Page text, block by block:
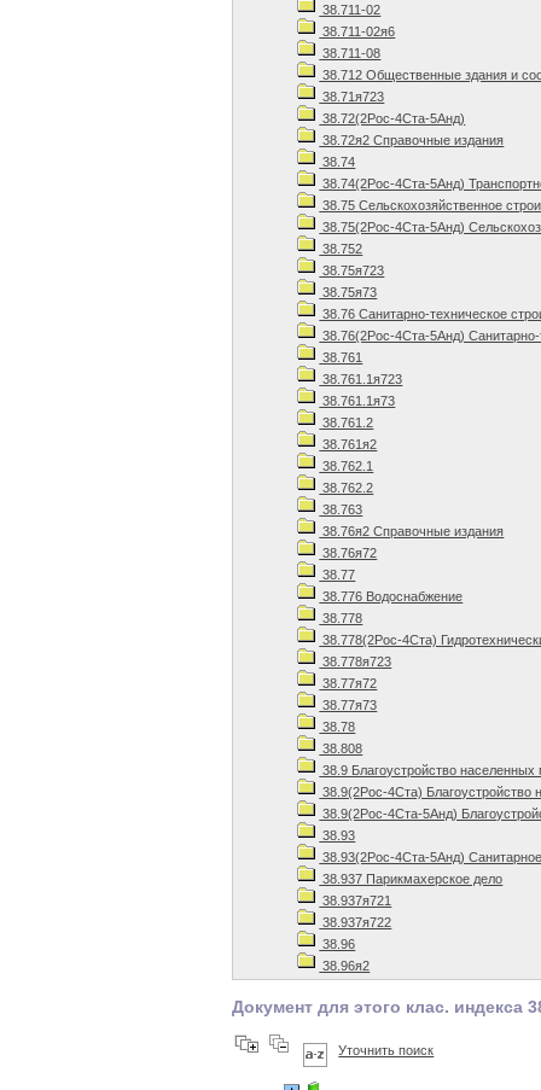
38.711-02
38.711-02я6
38.711-08
38.712 Общественные здания и
38.71я723
38.72(2Рос-4Ста-5Анд)
38.72я2 Справочные издания
38.74
38.74(2Рос-4Ста-5Анд)
38.75 Сельскохозяйственное
38.75(2Рос-4Ста-5Анд)
38.752
38.75я723
38.75я73
38.76 Санитарно-техническое
38.76(2Рос-4Ста-5Анд) Санитарно-
38.761
38.761.1я723
38.761.1я73
38.761.2
38.761я2
38.762.1
38.762.2
38.763
38.76я2 Справочные издания
38.76я72
38.77
38.776 Водоснабжение
38.778
38.778(2Рос-4Ста)
38.778я723
38.77я72
38.77я73
38.78
38.808
38.9 Благоустройство населенных
38.9(2Рос-4Ста) Благоустройство
38.9(2Рос-4Ста-5Анд)
38.93
38.93(2Рос-4Ста-5Анд)
38.937 Парикмахерское дело
38.937я721
38.937я722
38.96
38.96я2
Документ для этого клас. индекса
Уточнить поиск